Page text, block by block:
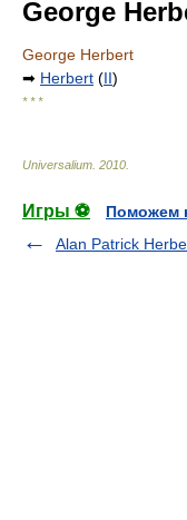
George
George Herbert
➡ Herbert (II)
* * *
Universalium 2010
Игры ⚽
Поможем
Alan Patrick